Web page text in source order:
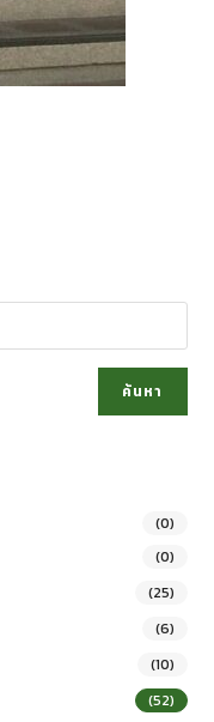
ค้นหา
(0)
(0)
(25)
(6)
(10)
(52)